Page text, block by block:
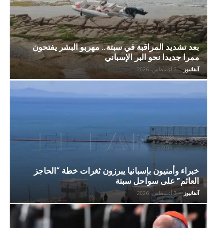
بعد تشديد المراقبة في سبتة.. مهربو البشر يفتحون
ممرا جديدا نحو البر الإسباني
آنفانيوز - 3 أغسطس، 2026
خبراء وأمنيون بإسبانيا يبرزون ثغرات خطة “الحاجز
العائم” على سواحل سبتة
آنفانيوز - 3 أغسطس، 2026